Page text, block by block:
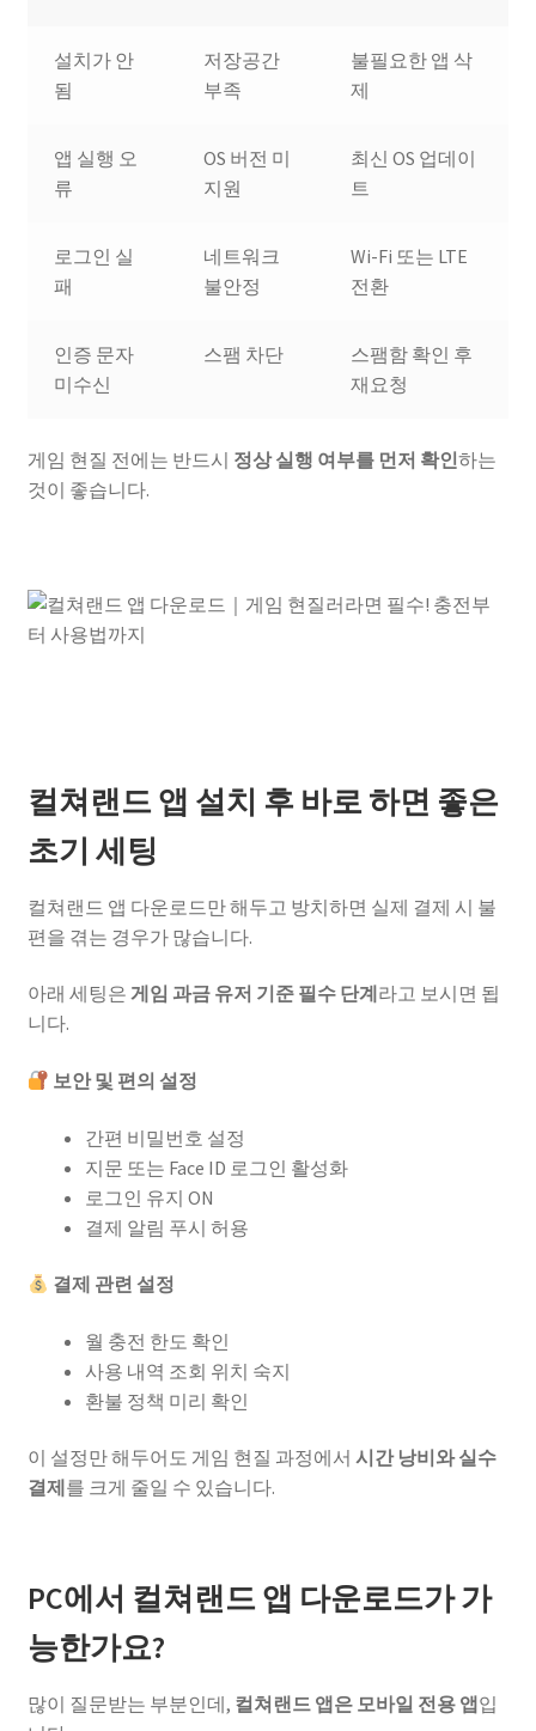
설치가 안
됨
저장공간
부족
불필요한 앱 삭
제
앱 실행 오
류
OS 버전 미
지원
최신 OS 업데이
트
로그인 실
패
네트워크
불안정
Wi-Fi 또는 LTE
전환
인증 문자
미수신
스팸 차단
스팸함 확인 후
재요청
게임 현질 전에는 반드시 정상 실행 여부를 먼저 확인하는
것이 좋습니다.
컬쳐랜드 앱 설치 후 바로 하면 좋은
초기 세팅
컬쳐랜드 앱 다운로드만 해두고 방치하면 실제 결제 시 불
편을 겪는 경우가 많습니다.
아래 세팅은 게임 과금 유저 기준 필수 단계라고 보시면 됩
니다.
보안 및 편의 설정
간편 비밀번호 설정
지문 또는 Face ID 로그인 활성화
로그인 유지 ON
결제 알림 푸시 허용
결제 관련 설정
월 충전 한도 확인
사용 내역 조회 위치 숙지
환불 정책 미리 확인
이 설정만 해두어도 게임 현질 과정에서 시간 낭비와 실수
결제를 크게 줄일 수 있습니다.
PC에서 컬쳐랜드 앱 다운로드가 가
능한가요?
많이 질문받는 부분인데, 컬쳐랜드 앱은 모바일 전용 앱입